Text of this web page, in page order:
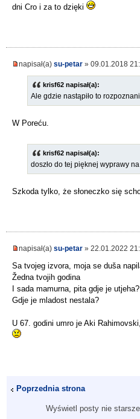
dni Cro i za to dzięki
napisał(a) su-petar » 09.01.2018
krisf62 napisał(a):
Ale gdzie nastąpiło to
W Poreću.
krisf62 napisał(a):
doszło do tej pięknej wyprawy
Szkoda tylko, że słoneczko się
napisał(a) su-petar » 22.01.2022
Sa tvojeg izvora, moja se duša
Žedna tvojih godina
I sada mamurna, pita gdje je utjeha?
Gdje je mladost nestala?
U 67. godini umro je Aki
Poprzednia strona
Wyświetl posty nie